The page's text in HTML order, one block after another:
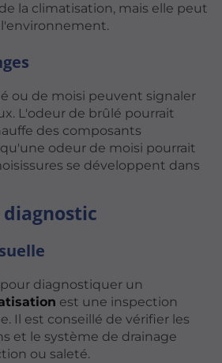
la climatisation, mais elle peut
ou de moisi peuvent signaler
L'odeur de brûlé pourrait
des composants
odeur de moisi pourrait
se développent dans
diagnostiquer un
est une inspection
Il est conseillé de vérifier les
et le système de drainage
ou saleté.